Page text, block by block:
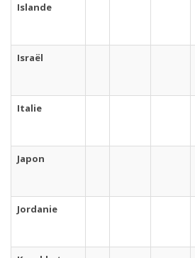
Islande
Israël
Italie
Japon
Jordanie